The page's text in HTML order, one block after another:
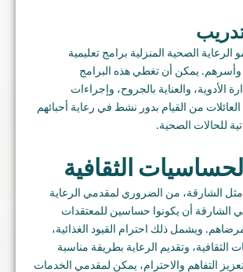
الرعاية الصحية المنزلية برامج تعليمية
وأسرهم. يمكن أن تغطي هذه البرامج
الأدوية، والعناية بالجروح، وإجراءات
من القيام بدور نشط في رعاية أحبائهم
للحالات الصحية.
الثقافية
الشارقة، من الضروري لمقدمي الرعاية
الشارقة أن يكونوا حساسين للمعتقدات
لمرضاهم. ويشمل ذلك احترام القيود الغذائية،
الثقافية، وتقديم الرعاية بطريقة مناسبة
التفاهم والاحترام، يمكن لمقدمي الخدمات